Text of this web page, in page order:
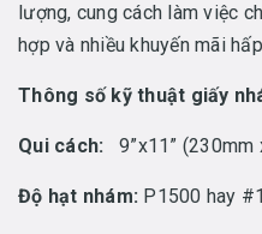
lượng, cung cách làm việc
hợp và nhiều khuyến mãi
Thông số kỹ thuật giấy
Qui cách: 9”x11” (230mm
Độ hạt nhám: P1500 hay